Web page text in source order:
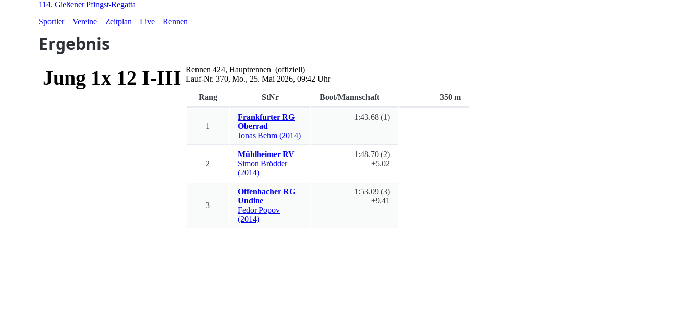
114. Gießener Pfingst-Regatta
Sportler
Vereine Zeitplan Live Rennen
Ergebnis
Jung 1x 12 I-III Rennen424,Hauptrennen (offiziell)
Lauf-Nr.370,Mo., 25. Mai 2026, 09:42 Uhr
Rang StNr Boot/Mannschaft 350 m
1
Frankfurter RG
Oberrad
Jonas Behm (2014)
1:43.68(1)
2
Mühlheimer RV
Simon Brödder
(2014)
1:48.70(2)
+5.02
3
Offenbacher RG
Undine
Fedor Popov
(2014)
1:53.09(3)
+9.41